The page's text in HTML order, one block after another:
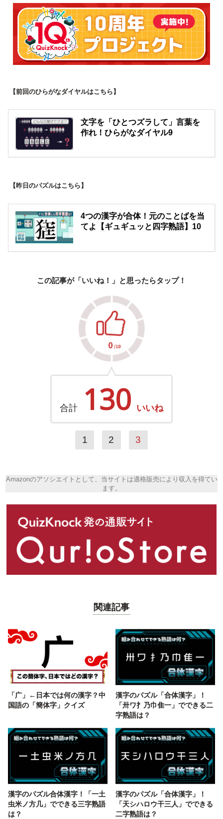
【前回のひらがなダイヤルはこちら】
文字を「ひとつズラして」言葉を
作れ！ひらがなダイヤル9
【昨日のパズルはこちら】
4つの漢字が合体！元のことばを当
てよ【ギュギュッと四字熟語】10
この記事が「いいね！」と思ったらタップ！
合計 130 いいね
1 2 3
Amazonのアソシエイトとして、当サイトは適格販売により収入を得てい
ます。
関連記事
「广」←日本では何の漢字？中
国語の「簡体字」クイズ
漢字のパズル「合体漢字」！
「卅ワ扌乃巾隹一」でできる二
字熟語は？
漢字のパズル合体漢字！「一土
虫米ノ方几」でできる三字熟語
は？
漢字のパズル「合体漢字」！
「天シハロウ干三人」でできる
二字熟語は？